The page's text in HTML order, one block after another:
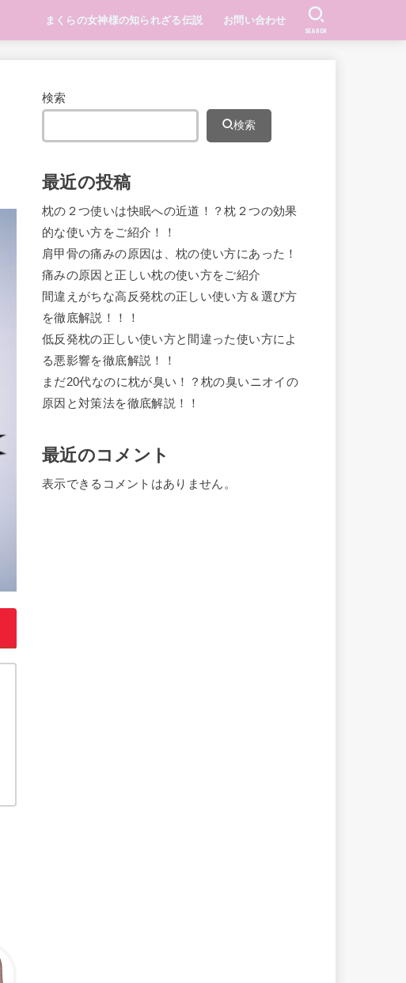
まくらの女神様の知られざる伝説 お問い合わせ
SEARCH
検索
検索
最近の投稿
枕の２つ使いは快眠への近道！？枕２つの効果
的な使い方をご紹介！！
肩甲骨の痛みの原因は、枕の使い方にあった！
痛みの原因と正しい枕の使い方をご紹介
間違えがちな高反発枕の正しい使い方＆選び方
を徹底解説！！！
低反発枕の正しい使い方と間違った使い方によ
る悪影響を徹底解説！！
まだ20代なのに枕が臭い！？枕の臭いニオイの
原因と対策法を徹底解説！！
最近のコメント
表示できるコメントはありません。